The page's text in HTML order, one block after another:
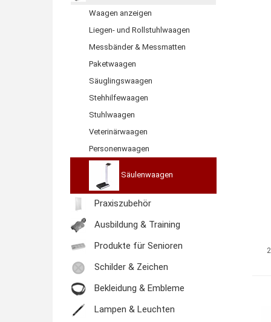
Waagen anzeigen
Liegen- und Rollstuhlwaagen
Messbänder & Messmatten
Paketwaagen
Säuglingswaagen
Stehhilfewaagen
Stuhlwaagen
Veterinärwaagen
Personenwaagen
Säulenwaagen
Praxiszubehör
Ausbildung & Training
Produkte für Senioren
Schilder & Zeichen
Bekleidung & Embleme
Lampen & Leuchten